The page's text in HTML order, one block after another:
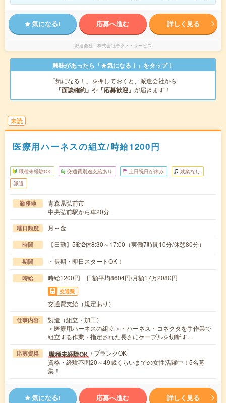
気になる! 応募へ進む 詳しく見る
派遣会社 株式会社テクノ・サービス
興味があったら「★気になる！」をタップ！
「気になる！」を押しておくと、派遣会社から
「面談確約」 や 「応募歓迎」 が届きます！
未読
医療用ハーネスの組立/時給1200円
職種未経験OK 交通費別途支給あり 土日祝日が休み 残業なし
派遣
勤務地
青森県弘前市
中央弘前駅から車20分
曜日頻度 月～金
時間 【日勤】5勤2休8:30～17:00（実働7時間10分/休憩80分）
期間 ・長期・即日スタートOK！
時給 時給1200円 日額平均8604円/月額17万2080円
交通費
交通費支給（規定あり）
仕事内容
製造（組立・加工）
＜医療用ハーネスの組立＞・ハーネス・コネクタを手作業で
組立する作業・指定された長さにケーブルを切断す…
応募資格 職種未経験OK / ブランクOK
資格・経験不問20～49歳くらいまでの女性活躍中！5名募
集！
気になる! 応募へ進む 詳しく見る